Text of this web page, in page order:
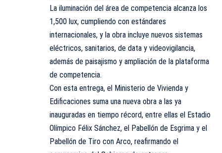
La iluminación del área de competencia alcanza los
1,500 lux, cumpliendo con estándares
internacionales, y la obra incluye nuevos sistemas
eléctricos, sanitarios, de data y videovigilancia,
además de paisajismo y ampliación de la plataforma
de competencia.
Con esta entrega, el Ministerio de Vivienda y
Edificaciones suma una nueva obra a las ya
inauguradas en tiempo récord, entre ellas el Estadio
Olímpico Félix Sánchez, el Pabellón de Esgrima y el
Pabellón de Tiro con Arco, reafirmando el